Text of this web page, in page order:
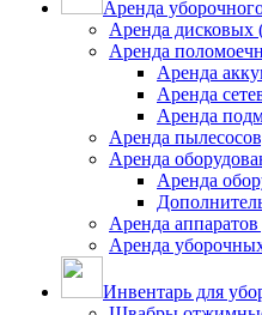
Аренда
Аренда
Аренда
Аренда
Аренда
Аренда
Аренда
Аренда
Аренда
Аренда
Аренда
Инвентарь для